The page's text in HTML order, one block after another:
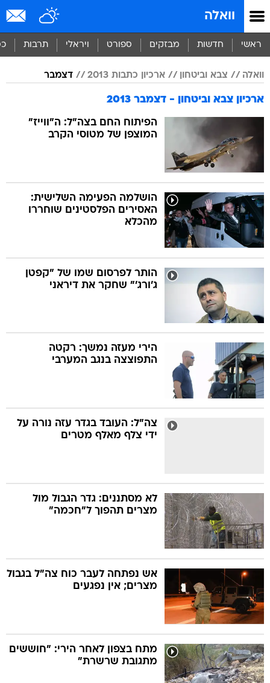
וואלה
ראשי חדשות מבזקים ספורט ויראלי תרבות
וואלה צבא וביטחון ארכיון כתבות 2013 דצמבר
ארכיון צבא וביטחון - דצמבר 2013
הפיתוח החם בצה"ל: ה"ווייז"
המוצפן של מטוסי הקרב
הושלמה הפעימה השלישית:
האסירים הפלסטינים שוחררו
מהכלא
הותר לפרסום שמו של "קפטן
ג'ורג'" שחקר את דיראני
הירי מעזה נמשך: רקטה
התפוצצה בנגב המערבי
צה"ל: העובד בגדר עזה נורה על
ידי צלף מאלף מטרים
לא מסתננים: גדר הגבול מול
מצרים תהפוך ל"חכמה"
אש נפתחה לעבר כוח צה"ל בגבול
מצרים; אין נפגעים
מתח בצפון לאחר הירי: "חוששים
מתגובת שרשרת"